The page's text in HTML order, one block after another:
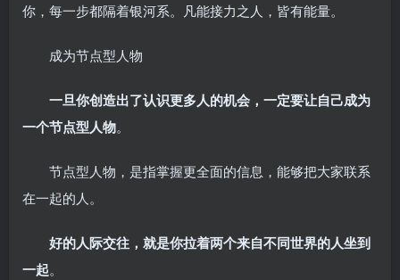
你，每一步都隔着银河系。凡能接力之人，皆有能量。
成为节点型人物
一旦你创造出了认识更多人的机会，一定要让自己成为
一个节点型人物。
节点型人物，是指掌握更全面的信息，能够把大家联系
在一起的人。
好的人际交往，就是你拉着两个来自不同世界的人坐到
一起。